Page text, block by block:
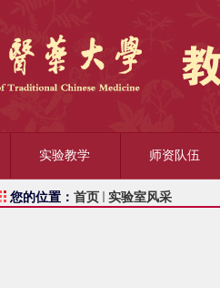
实验教学 师资队伍
您的位置： 首页 实验室风采